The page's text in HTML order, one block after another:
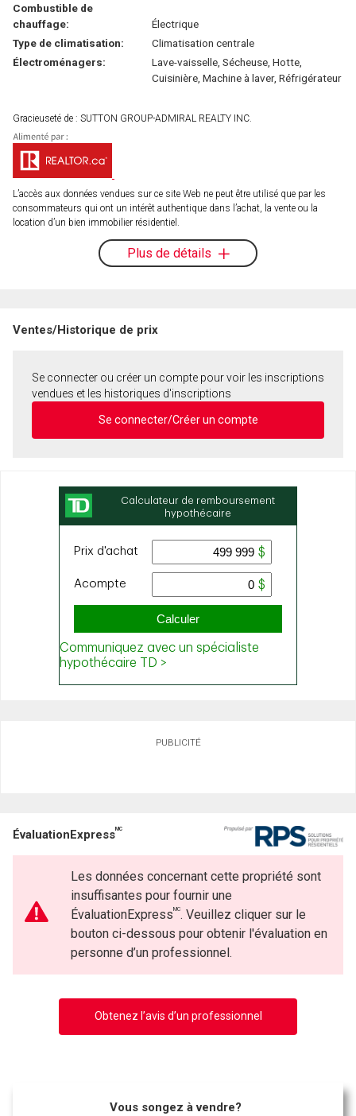
Combustible de
chauffage:
Électrique
Type de climatisation:
Climatisation centrale
Électroménagers:
Lave-vaisselle, Sécheuse, Hotte,
Cuisinière, Machine à laver, Réfrigérateur
Gracieuseté de : SUTTON GROUP-ADMIRAL REALTY INC.
L’accès aux données vendues sur ce site Web ne peut être utilisé que par les
consommateurs qui ont un intérêt authentique dans l’achat, la vente ou la
location d’un bien immobilier résidentiel.
Plus de détails
Ventes/Historique de prix
Se connecter ou créer un compte pour voir les inscriptions
vendues et les historiques d'inscriptions
Se connecter/Créer un compte
PUBLICITÉ
ÉvaluationExpressMC
Les données concernant cette propriété sont
insuffisantes pour fournir une
ÉvaluationExpressMC. Veuillez cliquer sur le
bouton ci-dessous pour obtenir l'évaluation en
personne d’un professionnel.
Obtenez l’avis d’un professionnel
Vous songez à vendre?